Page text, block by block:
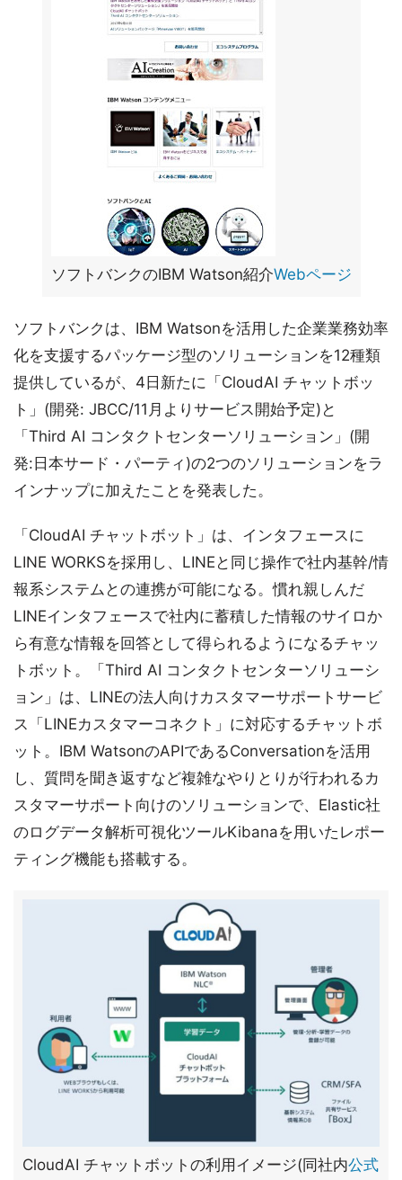
ソフトバンクのIBM Watson紹介Webページ
ソフトバンクは、IBM Watsonを活用した企業業務効率
化を支援するパッケージ型のソリューションを12種類
提供しているが、4日新たに「CloudAI チャットボッ
ト」(開発: JBCC/11月よりサービス開始予定)と
「Third AI コンタクトセンターソリューション」(開
発:日本サード・パーティ)の2つのソリューションをラ
インナップに加えたことを発表した。
「CloudAI チャットボット」は、インタフェースに
LINE WORKSを採用し、LINEと同じ操作で社内基幹/情
報系システムとの連携が可能になる。慣れ親しんだ
LINEインタフェースで社内に蓄積した情報のサイロか
ら有意な情報を回答として得られるようになるチャッ
トボット。「Third AI コンタクトセンターソリューシ
ョン」は、LINEの法人向けカスタマーサポートサービ
ス「LINEカスタマーコネクト」に対応するチャットボ
ット。IBM WatsonのAPIであるConversationを活用
し、質問を聞き返すなど複雑なやりとりが行われるカ
スタマーサポート向けのソリューションで、Elastic社
のログデータ解析可視化ツールKibanaを用いたレポー
ティング機能も搭載する。
CloudAI チャットボットの利用イメージ(同社内公式